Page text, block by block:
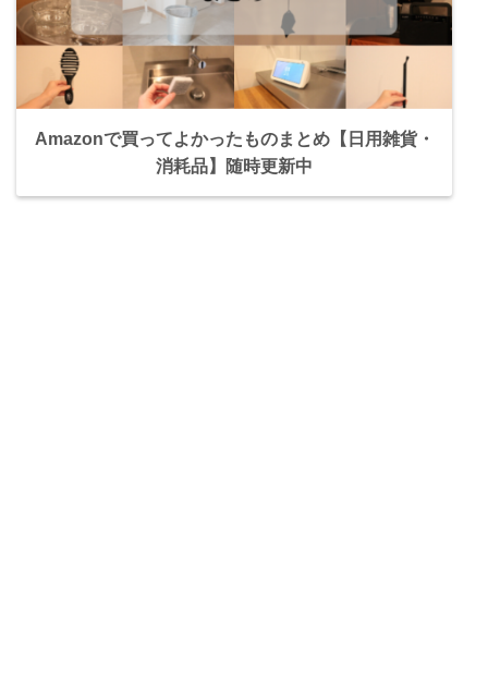
Amazonで買ってよかったものまとめ【日用雑貨・
消耗品】随時更新中